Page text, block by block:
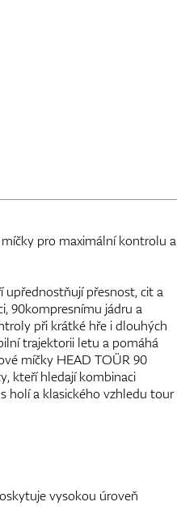
pro maximální kontrolu a
upřednostňují přesnost, cit a
90kompresnímu jádru a
při krátké hře i dlouhých
trajektorii letu a pomáhá
míčky HEAD TOÜR 90
kteří hledají kombinaci
holí a klasického vzhledu tour
vysokou úroveň